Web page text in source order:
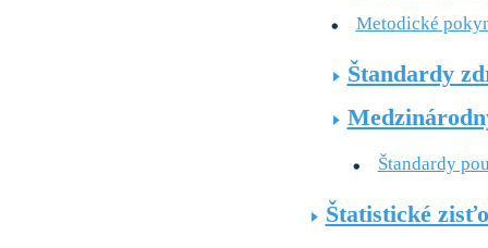
Metodické
Štandardy
Štandardy
Štatistické